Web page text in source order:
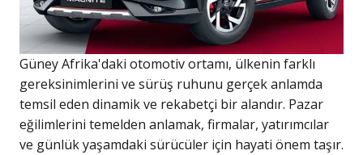
Güney Afrika'daki otomotiv ortamı, ülkenin farklı
gereksinimlerini ve sürüş ruhunu gerçek anlamda
temsil eden dinamik ve rekabetçi bir alandır. Pazar
eğilimlerini temelden anlamak, firmalar, yatırımcılar
ve günlük yaşamdaki sürücüler için hayati önem taşır.